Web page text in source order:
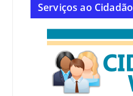
Serviços ao Cidadão